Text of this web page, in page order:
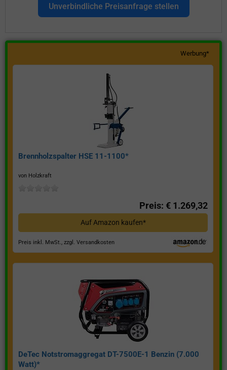
Unverbindliche Preisanfrage stellen
Werbung*
Brennholzspalter HSE 11-1100*
von Holzkraft
Preis: € 1.269,32
Auf Amazon kaufen*
Preis inkl. MwSt., zzgl. Versandkosten
DeTec Notstromaggregat DT-7500E-1 Benzin (7.000
Watt)*